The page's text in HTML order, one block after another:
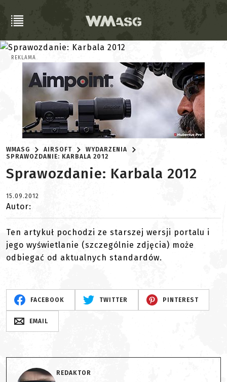
REKLAMA
WMASG AIRSOFT
WYDARZENIA
SPRAWOZDANIE: KARBALA 2012
Sprawozdanie: Karbala 2012
15.09.2012
Autor:
Ten artykuł pochodzi ze starszej wersji portalu i
jego wyświetlanie (szczególnie zdjęcia) może
odbiegać od aktualnych standardów.
FACEBOOK TWITTER PINTEREST
EMAIL
REDAKTOR